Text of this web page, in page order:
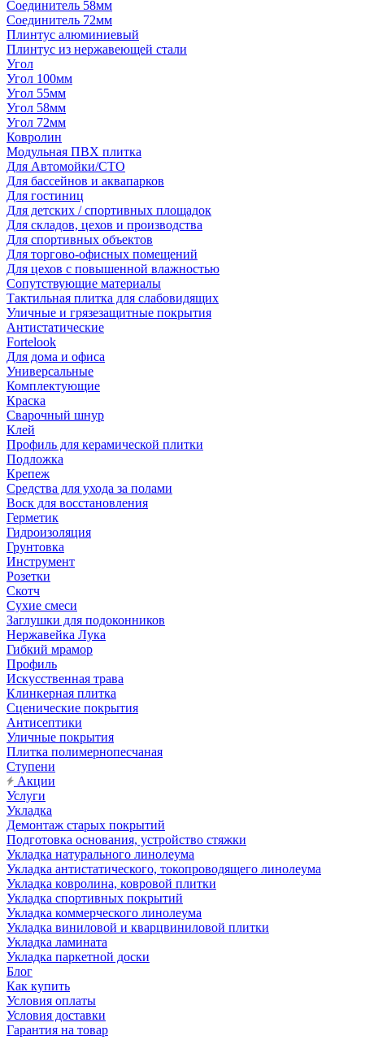
Соединитель 58мм
Соединитель 72мм
Плинтус алюминиевый
Плинтус из нержавеющей стали
Угол
Угол 100мм
Угол 55мм
Угол 58мм
Угол 72мм
Ковролин
Модульная ПВХ плитка
Для Автомойки/СТО
Для бассейнов и аквапарков
Для гостиниц
Для детских / спортивных площадок
Для складов, цехов и производства
Для спортивных объектов
Для торгово-офисных помещений
Для цехов с повышенной влажностью
Сопутствующие материалы
Тактильная плитка для слабовидящих
Уличные и грязезащитные покрытия
Антистатические
Fortelook
Для дома и офиса
Универсальные
Комплектующие
Краска
Сварочный шнур
Клей
Профиль для керамической плитки
Подложка
Крепеж
Средства для ухода за полами
Воск для восстановления
Герметик
Гидроизоляция
Грунтовка
Инструмент
Розетки
Скотч
Сухие смеси
Заглушки для подоконников
Нержавейка Лука
Гибкий мрамор
Профиль
Искусственная трава
Клинкерная плитка
Сценические покрытия
Антисептики
Уличные покрытия
Плитка полимернопесчаная
Ступени
Акции
Услуги
Укладка
Демонтаж старых покрытий
Подготовка основания, устройство стяжки
Укладка натурального линолеума
Укладка антистатического, токопроводящего линолеума
Укладка ковролина, ковровой плитки
Укладка спортивных покрытий
Укладка коммерческого линолеума
Укладка виниловой и кварцвиниловой плитки
Укладка ламината
Укладка паркетной доски
Блог
Как купить
Условия оплаты
Условия доставки
Гарантия на товар